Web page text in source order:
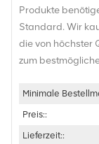
Produkte
Standard. Wir
die von höchster
zum
Minimale
Preis::
Lieferzeit::